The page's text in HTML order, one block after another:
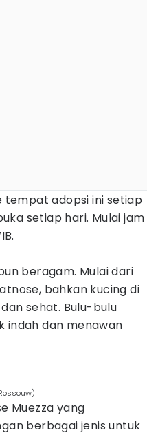
tempat adopsi ini setiap
setiap hari. Mulai jam
beragam. Mulai dari
bahkan kucing di
sehat. Bulu-bulu
indah dan menawan
Muezza yang
berbagai jenis untuk